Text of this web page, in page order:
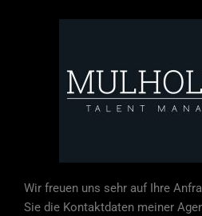
Wir freuen uns sehr auf Ihre
Sie die Kontaktdaten meiner